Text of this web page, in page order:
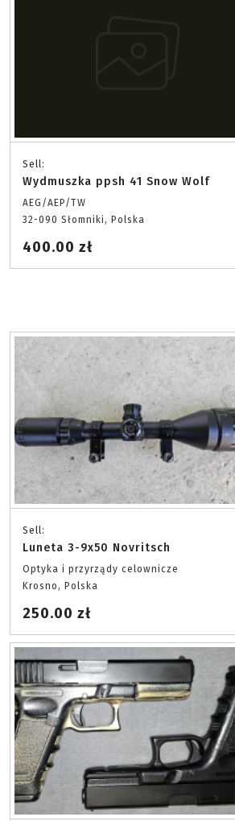
Sell:
Wydmuszka ppsh 41 Snow Wolf
AEG/AEP/TW
32-090 Słomniki, Polska
400.00 zł
Sell:
Luneta 3-9x50 Novritsch
Optyka i przyrządy celownicze
Krosno, Polska
250.00 zł